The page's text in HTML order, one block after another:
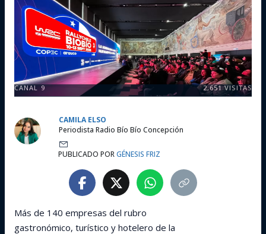
CANAL 9 2,651VISITAS
CAMILA ELSO
Periodista Radio Bío Bío Concepción
PUBLICADO PORGÉNESIS FRIZ
Más de 140 empresas del rubro
gastronómico, turístico y hotelero de la